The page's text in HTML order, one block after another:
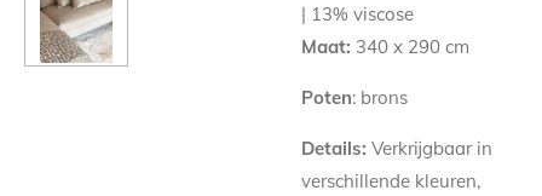
| 13% viscose
Maat: 340 x 290 cm
Poten: brons
Details: Verkrijgbaar in
verschillende kleuren,